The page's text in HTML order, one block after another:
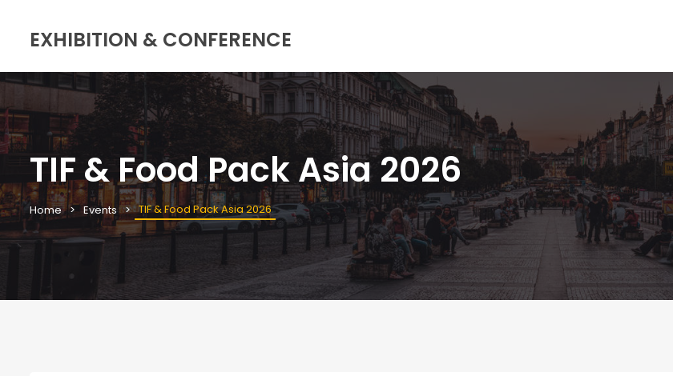
EXHIBITION & CONFERENCE
TIF & Food Pack Asia 2026
Home Events TIF & Food Pack Asia 2026